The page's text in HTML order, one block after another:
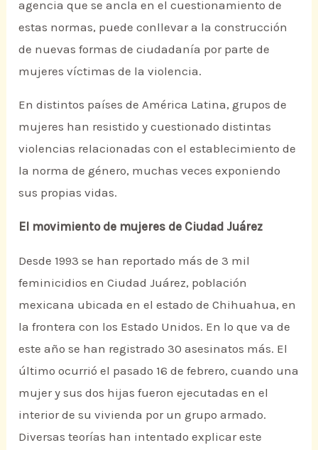
agencia que se ancla en el cuestionamiento de
estas normas, puede conllevar a la construcción
de nuevas formas de ciudadanía por parte de
mujeres víctimas de la violencia.
En distintos países de América Latina, grupos de
mujeres han resistido y cuestionado distintas
violencias relacionadas con el establecimiento de
la norma de género, muchas veces exponiendo
sus propias vidas.
El movimiento de mujeres de Ciudad Juárez
Desde 1993 se han reportado más de 3 mil
feminicidios en Ciudad Juárez, población
mexicana ubicada en el estado de Chihuahua, en
la frontera con los Estado Unidos. En lo que va de
este año se han registrado 30 asesinatos más. El
último ocurrió el pasado 16 de febrero, cuando una
mujer y sus dos hijas fueron ejecutadas en el
interior de su vivienda por un grupo armado.
Diversas teorías han intentado explicar este